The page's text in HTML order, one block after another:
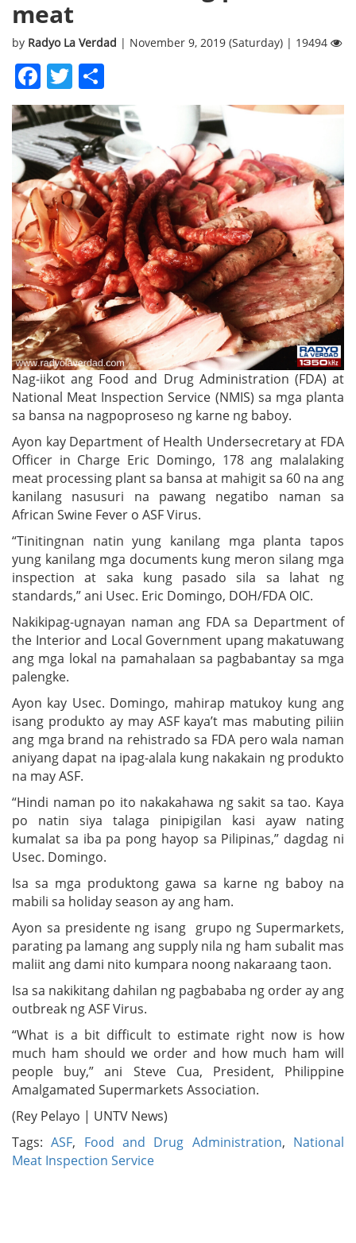
meat
by Radyo La Verdad | November 9, 2019 (Saturday) | 19494
Facebook
Twitter
Nag-iikot ang Food and Drug Administration (FDA) at
National Meat Inspection Service (NMIS) sa mga planta
sa bansa na nagpoproseso ng karne ng baboy.
Ayon kay Department of Health Undersecretary at FDA
Officer in Charge Eric Domingo, 178 ang malalaking
meat processing plant sa bansa at mahigit sa 60 na ang
kanilang nasusuri na pawang negatibo naman sa
African Swine Fever o ASF Virus.
“Tinitingnan natin yung kanilang mga planta tapos
yung kanilang mga documents kung meron silang mga
inspection at saka kung pasado sila sa lahat ng
standards,” ani Usec. Eric Domingo, DOH/FDA OIC.
Nakikipag-ugnayan naman ang FDA sa Department of
the Interior and Local Government upang makatuwang
ang mga lokal na pamahalaan sa pagbabantay sa mga
palengke.
Ayon kay Usec. Domingo, mahirap matukoy kung ang
isang produkto ay may ASF kaya’t mas mabuting piliin
ang mga brand na rehistrado sa FDA pero wala naman
aniyang dapat na ipag-alala kung nakakain ng produkto
na may ASF.
“Hindi naman po ito nakakahawa ng sakit sa tao. Kaya
po natin siya talaga pinipigilan kasi ayaw nating
kumalat sa iba pa pong hayop sa Pilipinas,” dagdag ni
Usec. Domingo.
Isa sa mga produktong gawa sa karne ng baboy na
mabili sa holiday season ay ang ham.
Ayon sa presidente ng isang grupo ng Supermarkets,
parating pa lamang ang supply nila ng ham subalit mas
maliit ang dami nito kumpara noong nakaraang taon.
Isa sa nakikitang dahilan ng pagbababa ng order ay ang
outbreak ng ASF Virus.
“What is a bit difficult to estimate right now is how
much ham should we order and how much ham will
people buy,” ani Steve Cua, President, Philippine
Amalgamated Supermarkets Association.
(Rey Pelayo | UNTV News)
Tags:ASF, Food and Drug Administration, National
Meat Inspection Service